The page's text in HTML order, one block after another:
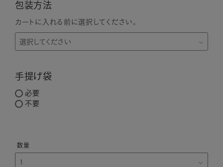
包装方法
カートに入れる前に選択してください。
手提げ袋
必要
不要